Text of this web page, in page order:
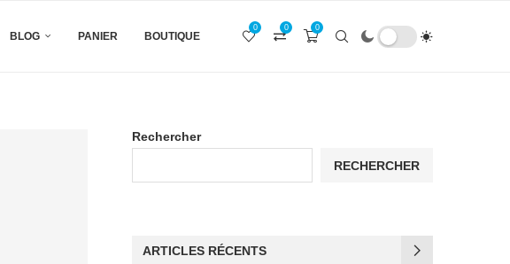
BLOG PANIER BOUTIQUE
0
0
0
Rechercher
RECHERCHER
ARTICLES RÉCENTS